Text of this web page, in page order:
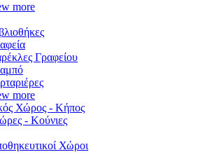
more
Γραφείου
more
Χώρος - Κήπος
- Κούνιες
Χώροι